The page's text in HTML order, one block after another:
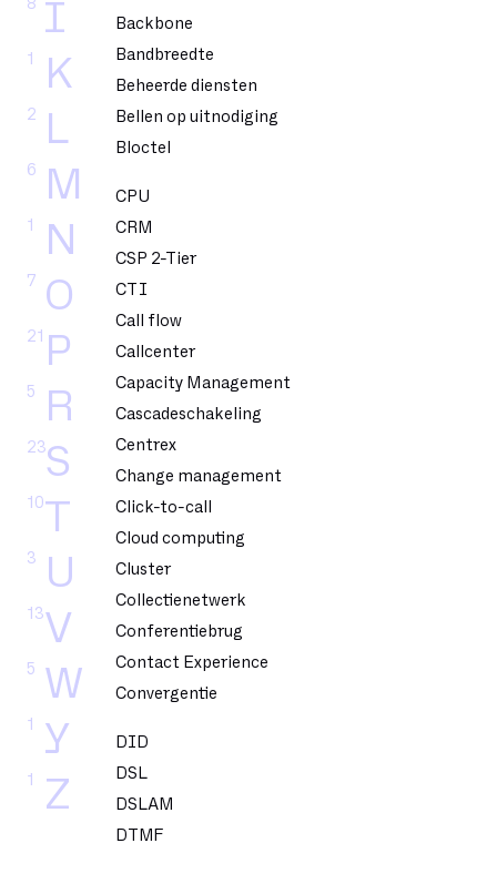
I
8
K
1
L
2
M
6
N
1
O
7
P
21
R
5
S
23
T
10
U
3
V
13
W
5
Y
1
Z
1
Backbone
Bandbreedte
Beheerde diensten
Bellen op uitnodiging
Bloctel
CPU
CRM
CSP 2-Tier
CTI
Call flow
Callcenter
Capacity Management
Cascadeschakeling
Centrex
Change management
Click-to-call
Cloud computing
Cluster
Collectienetwerk
Conferentiebrug
Contact Experience
Convergentie
DID
DSL
DSLAM
DTMF